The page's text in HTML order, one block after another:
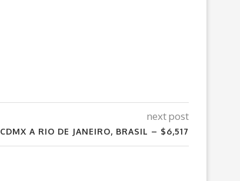
next post
CDMX A RIO DE JANEIRO, BRASIL – $6,517